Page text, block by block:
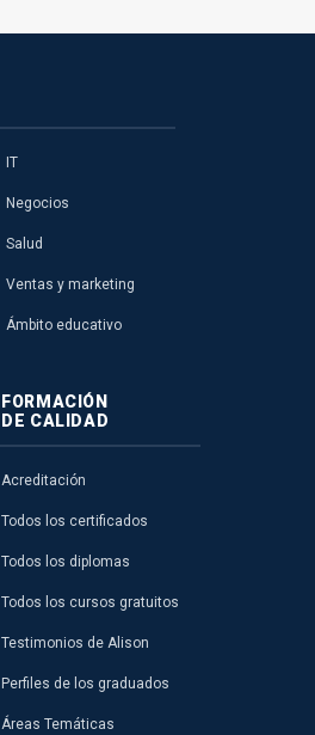
IT
Negocios
Salud
Ventas y marketing
Ámbito educativo
FORMACIÓN
DE CALIDAD
Acreditación
Todos los certificados
Todos los diplomas
Todos los cursos gratuitos
Testimonios de Alison
Perfiles de los graduados
Áreas Temáticas